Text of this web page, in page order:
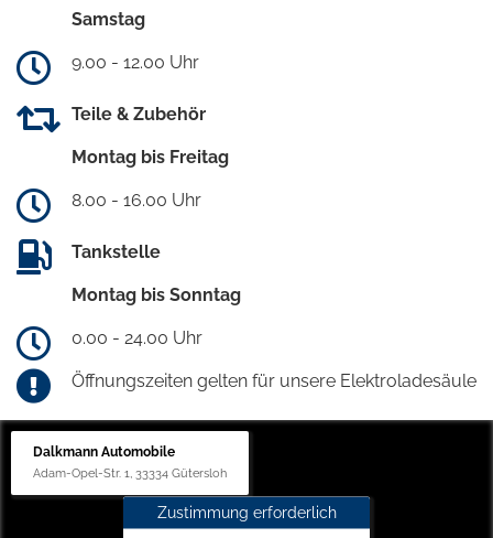
Samstag
9.00 - 12.00 Uhr
Teile & Zubehör
Montag bis Freitag
8.00 - 16.00 Uhr
Tankstelle
Montag bis Sonntag
0.00 - 24.00 Uhr
Öffnungszeiten gelten für unsere Elektroladesäule
Dalkmann Automobile
Adam-Opel-Str. 1, 33334 Gütersloh
Zustimmung erforderlich